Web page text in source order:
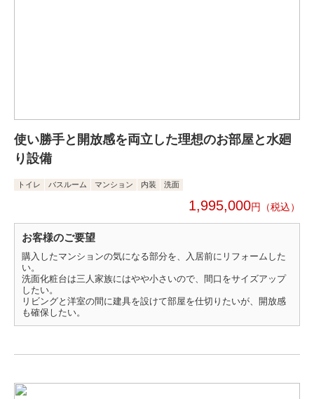
使い勝手と開放感を両立した理想のお部屋と水廻
り設備
トイレ バスルーム マンション 内装 洗面
1,995,000円
お客様のご要望
購入したマンションの気になる部分を、入居前にリフォームした
い。
洗面化粧台は三人家族にはやや小さいので、間口をサイズアップ
したい。
リビングと洋室の間に建具を設けて部屋を仕切りたいが、開放感
も確保したい。